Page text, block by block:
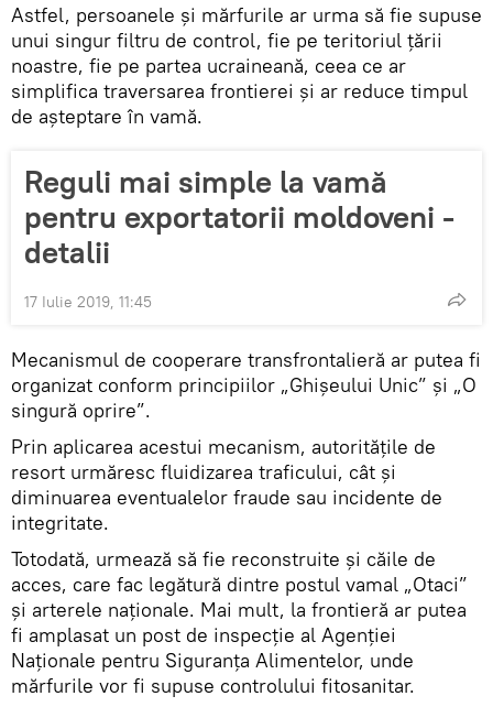
Astfel, persoanele și mărfurile ar urma să fie supuse
unui singur filtru de control, fie pe teritoriul țării
noastre, fie pe partea ucraineană, ceea ce ar
simplifica traversarea frontierei și ar reduce timpul
de așteptare în vamă.
Reguli mai simple la vamă
pentru exportatorii moldoveni -
detalii
17 Iulie 2019, 11:45
Mecanismul de cooperare transfrontalieră ar putea fi
organizat conform principiilor „Ghișeului Unic” și „O
singură oprire”.
Prin aplicarea acestui mecanism, autoritățile de
resort urmăresc fluidizarea traficului, cât și
diminuarea eventualelor fraude sau incidente de
integritate.
Totodată, urmează să fie reconstruite și căile de
acces, care fac legătură dintre postul vamal „Otaci”
și arterele naționale. Mai mult, la frontieră ar putea
fi amplasat un post de inspecție al Agenției
Naționale pentru Siguranța Alimentelor, unde
mărfurile vor fi supuse controlului fitosanitar.